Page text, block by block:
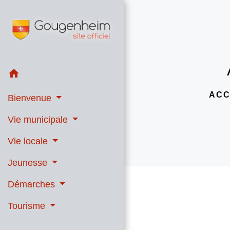
home
Bienvenue
Vie municipale
Vie locale
Jeunesse
Démarches
Tourisme